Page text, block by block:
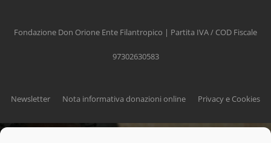
Fondazione Don Orione Ente Filantropico | Partita IVA / COD Fiscale
97302630583
Newsletter Nota informativa donazioni online Privacy e Cookies